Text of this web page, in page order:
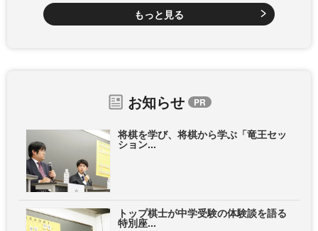
もっと見る
お知らせ
将棋を学び、将棋から学ぶ「竜王セッ
ション...
トップ棋士が中学受験の体験談を語る
特別座...